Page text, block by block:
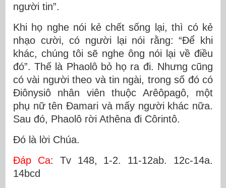
người tin”.
Khi họ nghe nói kẻ chết sống lại, thì có kẻ
nhạo cười, có người lại nói rằng: “Ðể khi
khác, chúng tôi sẽ nghe ông nói lại về điều
đó”. Thế là Phaolô bỏ họ ra đi. Nhưng cũng
có vài người theo và tin ngài, trong số đó có
Ðiônysiô nhân viên thuộc Arêôpagô, một
phụ nữ tên Ðamari và mấy người khác nữa.
Sau đó, Phaolô rời Athêna đi Côrintô.
Ðó là lời Chúa.
Ðáp Ca: Tv 148, 1-2. 11-12ab. 12c-14a.
14bcd